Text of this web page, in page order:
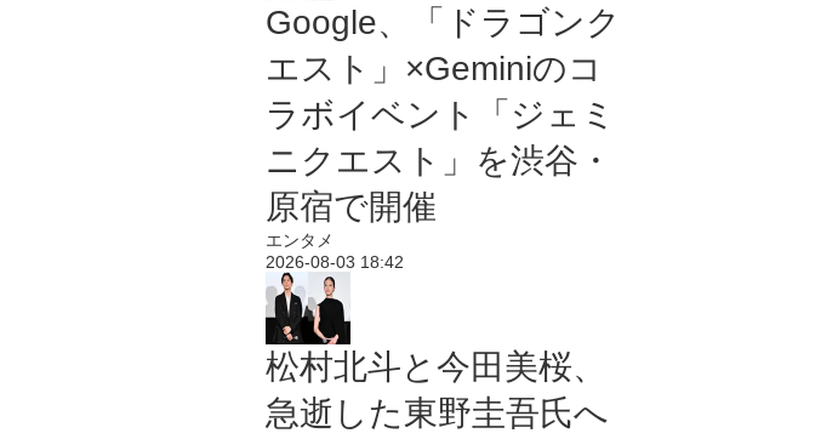
Google、「ドラゴンク
エスト」×Geminiのコ
ラボイベント「ジェミ
ニクエスト」を渋谷・
原宿で開催
エンタメ
2026-08-03 18:42
松村北斗と今田美桜、
急逝した東野圭吾氏へ